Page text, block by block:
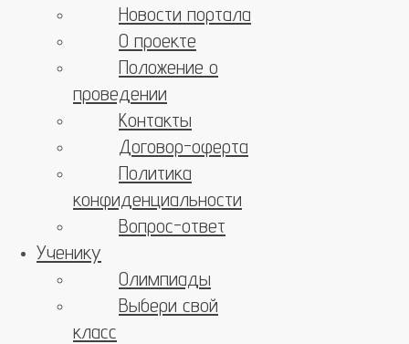
Новости портала
О проекте
Положение о
проведении
Контакты
Договор-оферта
Политика
конфиденциальности
Вопрос-ответ
Ученику
Олимпиады
Выбери свой
класс